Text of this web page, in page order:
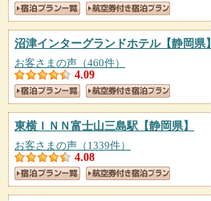
沼津インターグランドホテル【静岡県】
お客さまの声（460件）
4.09
東横ＩＮＮ富士山三島駅 【静岡県】
お客さまの声（1339件）
4.08